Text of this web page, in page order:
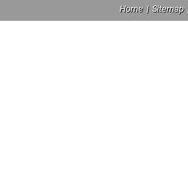
Home | Sitemap